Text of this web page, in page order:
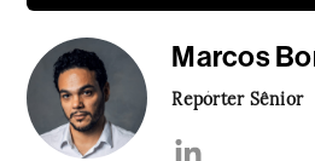
Marcos
Repórter Sênior